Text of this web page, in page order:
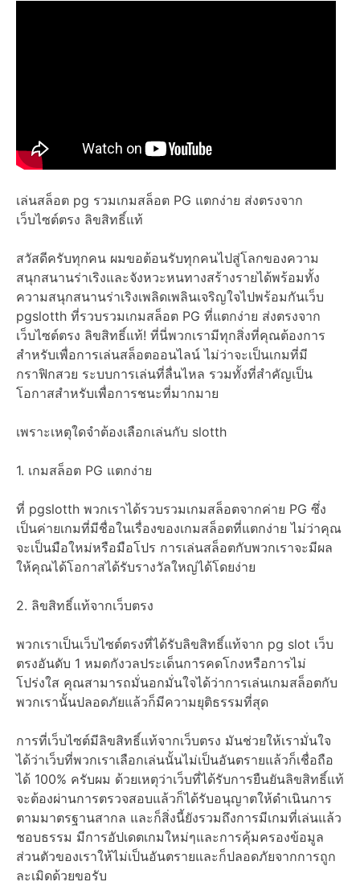
เล่นสล็อต pg รวมเกมสล็อต PG แตกง่าย ส่งตรงจาก
เว็บไซต์ตรง ลิขสิทธิ์แท้
สวัสดีครับทุกคน ผมขอต้อนรับทุกคนไปสู่โลกของความ
สนุกสนานร่าเริงและจังหวะหนทางสร้างรายได้พร้อมทั้ง
ความสนุกสนานร่าเริงเพลิดเพลินเจริญใจไปพร้อมกันเว็บ
pgslotth ที่รวบรวมเกมสล็อต PG ที่แตกง่าย ส่งตรงจาก
เว็บไซต์ตรง ลิขสิทธิ์แท้! ที่นี่พวกเรามีทุกสิ่งที่คุณต้องการ
สำหรับเพื่อการเล่นสล็อตออนไลน์ ไม่ว่าจะเป็นเกมที่มี
กราฟิกสวย ระบบการเล่นที่ลื่นไหล รวมทั้งที่สำคัญเป็น
โอกาสสำหรับเพื่อการชนะที่มากมาย
เพราะเหตุใดจำต้องเลือกเล่นกับ slotth
1. เกมสล็อต PG แตกง่าย
ที่ pgslotth พวกเราได้รวบรวมเกมสล็อตจากค่าย PG ซึ่ง
เป็นค่ายเกมที่มีชื่อในเรื่องของเกมสล็อตที่แตกง่าย ไม่ว่าคุณ
จะเป็นมือใหม่หรือมือโปร การเล่นสล็อตกับพวกเราจะมีผล
ให้คุณได้โอกาสได้รับรางวัลใหญ่ได้โดยง่าย
2. ลิขสิทธิ์แท้จากเว็บตรง
พวกเราเป็นเว็บไซต์ตรงที่ได้รับลิขสิทธิ์แท้จาก pg slot เว็บ
ตรงอันดับ 1 หมดกังวลประเด็นการคดโกงหรือการไม่
โปร่งใส คุณสามารถมั่นอกมั่นใจได้ว่าการเล่นเกมสล็อตกับ
พวกเรานั้นปลอดภัยแล้วก็มีความยุติธรรมที่สุด
การที่เว็บไซต์มีลิขสิทธิ์แท้จากเว็บตรง มันช่วยให้เรามั่นใจ
ได้ว่าเว็บที่พวกเราเลือกเล่นนั้นไม่เป็นอันตรายแล้วก็เชื่อถือ
ได้ 100% ครับผม ด้วยเหตุว่าเว็บที่ได้รับการยืนยันลิขสิทธิ์แท้
จะต้องผ่านการตรวจสอบแล้วก็ได้รับอนุญาตให้ดำเนินการ
ตามมาตรฐานสากล และก็สิ่งนี้ยังรวมถึงการมีเกมที่เล่นแล้ว
ชอบธรรม มีการอัปเดตเกมใหม่ๆและการคุ้มครองข้อมูล
ส่วนตัวของเราให้ไม่เป็นอันตรายและก็ปลอดภัยจากการถูก
ละเมิดด้วยขอรับ